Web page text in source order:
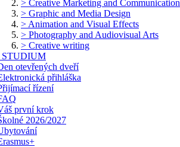
> Creative Marketing and Communication
> Graphic and Media Design
> Animation and Visual Effects
> Photography and Audiovisual Arts
> Creative writing
STUDIUM
otevřených dveří
přihláška
řízení
první krok
2026/2027